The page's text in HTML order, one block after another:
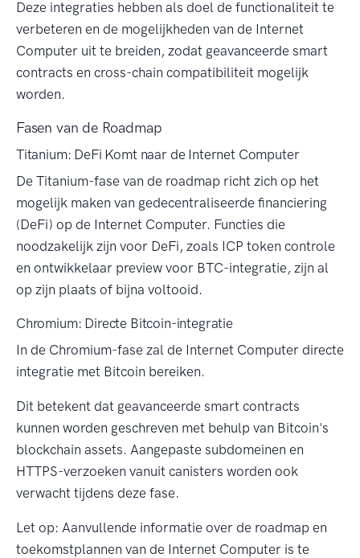
Deze integraties hebben als doel de functionaliteit te
verbeteren en de mogelijkheden van de Internet
Computer uit te breiden, zodat geavanceerde smart
contracts en cross-chain compatibiliteit mogelijk
worden.
Fasen van de Roadmap
Titanium: DeFi Komt naar de Internet Computer
De Titanium-fase van de roadmap richt zich op het
mogelijk maken van gedecentraliseerde financiering
(DeFi) op de Internet Computer. Functies die
noodzakelijk zijn voor DeFi, zoals ICP token controle
en ontwikkelaar preview voor BTC-integratie, zijn al
op zijn plaats of bijna voltooid.
Chromium: Directe Bitcoin-integratie
In de Chromium-fase zal de Internet Computer directe
integratie met Bitcoin bereiken.
Dit betekent dat geavanceerde smart contracts
kunnen worden geschreven met behulp van Bitcoin's
blockchain assets. Aangepaste subdomeinen en
HTTPS-verzoeken vanuit canisters worden ook
verwacht tijdens deze fase.
Let op: Aanvullende informatie over de roadmap en
toekomstplannen van de Internet Computer is te